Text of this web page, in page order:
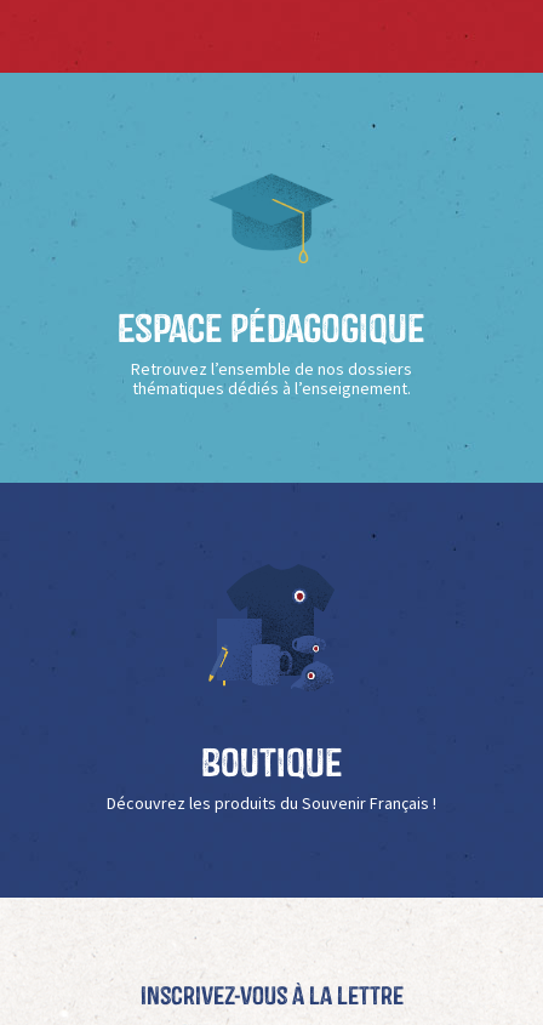
Espace Pédagogique
Retrouvez l’ensemble de nos dossiers
thématiques dédiés à l’enseignement.
Boutique
Découvrez les produits du Souvenir Français !
Inscrivez-vous à La Lettre